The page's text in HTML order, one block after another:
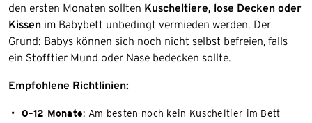
den ersten Monaten sollten Kuscheltiere, lose Decken oder
Kissen im Babybett unbedingt vermieden werden. Der
Grund: Babys können sich noch nicht selbst befreien, falls
ein Stofftier Mund oder Nase bedecken sollte.
Empfohlene Richtlinien:
0–12 Monate: Am besten noch kein Kuscheltier im Bett –